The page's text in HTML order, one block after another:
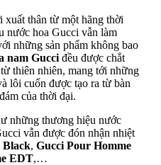
thân từ một hãng thời
nước hoa Gucci vẫn làm
những sản phẩm không bao
nam Gucci đều được chắt
thiên nhiên, mang tới những
lôi cuốn được tạo ra từ bàn
của thời đại.
những thương hiệu nước
vẫn được đón nhận nhiệt
Black, Gucci Pour Homme
EDT,…